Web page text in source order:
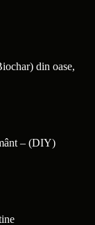
din oase,
– (DIY)